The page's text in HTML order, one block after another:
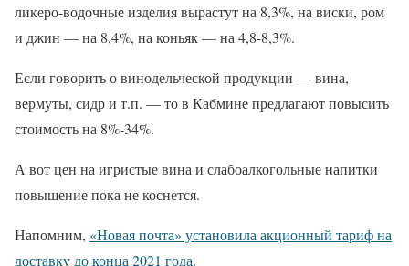
ликеро-водочные изделия вырастут на 8,3%, на виски, ром
и джин — на 8,4%, на коньяк — на 4,8-8,3%.
Если говорить о винодельческой продукции — вина,
вермуты, сидр и т.п. — то в Кабмине предлагают повысить
стоимость на 8%-34%.
А вот цен на игристые вина и слабоалкогольные напитки
повышение пока не коснется.
Напомним, «Новая почта» установила акционный тариф на
доставку до конца 2021 года.